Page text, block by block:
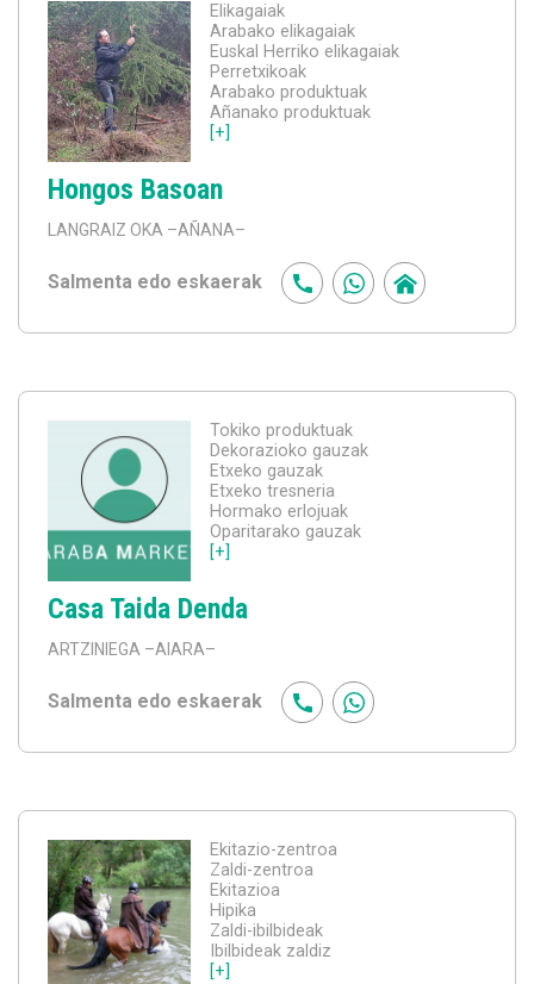
Elikagaiak
Arabako elikagaiak
Euskal Herriko elikagaiak
Perretxikoak
Arabako produktuak
Añanako produktuak
[+]
Hongos Basoan
LANGRAIZ OKA –AÑANA–
Salmenta edo eskaerak
Tokiko produktuak
Dekorazioko gauzak
Etxeko gauzak
Etxeko tresneria
Hormako erlojuak
Oparitarako gauzak
[+]
Casa Taida Denda
ARTZINIEGA –AIARA–
Salmenta edo eskaerak
Ekitazio-zentroa
Zaldi-zentroa
Ekitazioa
Hipika
Zaldi-ibilbideak
Ibilbideak zaldiz
[+]